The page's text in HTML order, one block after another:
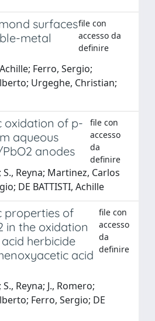
surfaces
metal
file con
accesso da
definire
Ferro, Sergio;
Urgeghe, Christian;
oxidation of p-
aqueous
anodes
file con
accesso
da
definire
Reyna; Martinez, Carlos
DE BATTISTI, Achille
properties of
in the oxidation
herbicide
acid
file con
accesso
da
definire
Reyna; J., Romero;
Ferro, Sergio; DE